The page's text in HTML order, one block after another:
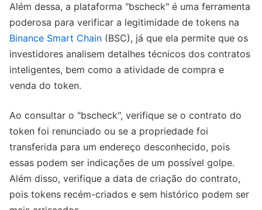
Além dessa, a plataforma "bscheck" é uma ferramenta
poderosa para verificar a legitimidade de tokens na
Binance Smart Chain (BSC), já que ela permite que os
investidores analisem detalhes técnicos dos contratos
inteligentes, bem como a atividade de compra e
venda do token.
Ao consultar o "bscheck", verifique se o contrato do
token foi renunciado ou se a propriedade foi
transferida para um endereço desconhecido, pois
essas podem ser indicações de um possível golpe.
Além disso, verifique a data de criação do contrato,
pois tokens recém-criados e sem histórico podem ser